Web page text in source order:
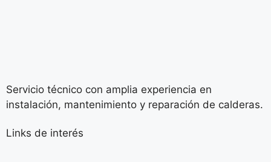
Servicio técnico con amplia experiencia en
instalación, mantenimiento y reparación de calderas.
Links de interés